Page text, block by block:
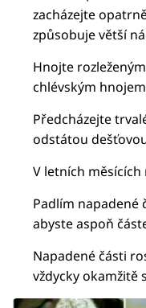
zacházejte
způsobuje větší
Hnojte
chlévským
Předcházejte
odstátou
V letních
Padlím
abyste aspoň
Napadené části
vždycky okamžitě